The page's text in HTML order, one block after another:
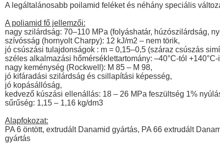
A legáltalánosabb poilamid feléket és néhány speciális
A poliamid fő jellemzői:
nagy szilárdság: 70–110 MPa (folyáshatár, húzószilárdság,
szívósság (hornyolt Charpy): 12 kJ/m2 – nem törik,
jó csúszási tulajdonságok : m = 0,15–0,5 (száraz csúszás
széles alkalmazási hőmérséklettartomány: –40°C-tól +140°C-
nagy keménység (Rockwell): M 85 – M 98,
jó kifáradási szilárdság és csillapítási képesség,
jó kopásállóság,
kedvező kúszási ellenállás: 18 – 26 MPa feszültség 1%
sűrűség: 1,15 – 1,16 kg/dm3
Alapfokozat:
PA 6 öntött, extrudált Danamid gyártás, PA 66 extrudált
gyártás